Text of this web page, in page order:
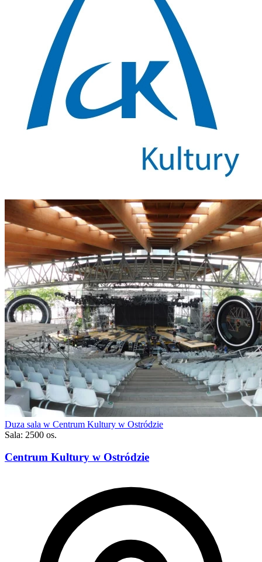
Duza sala w Centrum Kultury w Ostródzie
Sala: 2500 os.
Centrum Kultury w Ostródzie